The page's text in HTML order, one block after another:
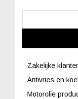
Zakelijke
Antivries en
Motorolie